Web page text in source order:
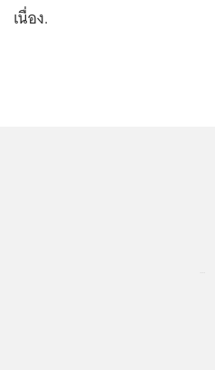
เนื่อง.